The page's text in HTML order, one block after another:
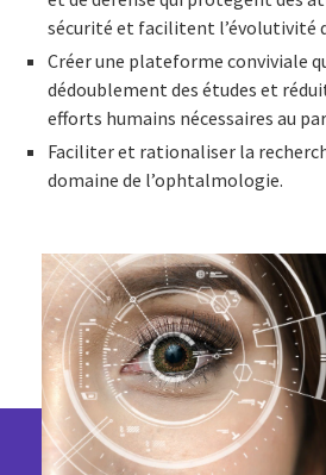
sécurité et facilitent l’évolutivité
Créer une plateforme conviviale
dédoublement des études et
efforts humains nécessaires au
Faciliter et rationaliser la
domaine de l’ophtalmologie.